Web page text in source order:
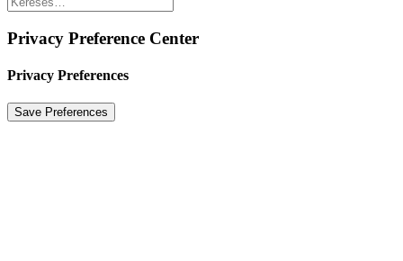
Privacy Preference Center
Privacy Preferences